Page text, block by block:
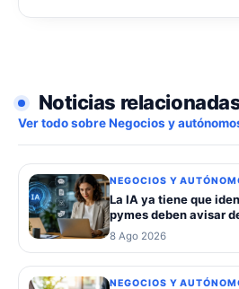
Noticias
Ver todo sobre Negocios y
NEGOCIOS Y
La IA ya tiene que
pymes deben avisar
8 Ago 2026
NEGOCIOS Y